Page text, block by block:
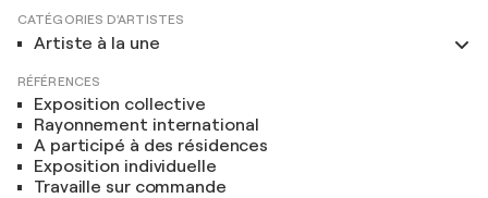
CATÉGORIES D'ARTISTES
Artiste à la une
RÉFÉRENCES
Exposition collective
Rayonnement international
A participé à des résidences
Exposition individuelle
Travaille sur commande